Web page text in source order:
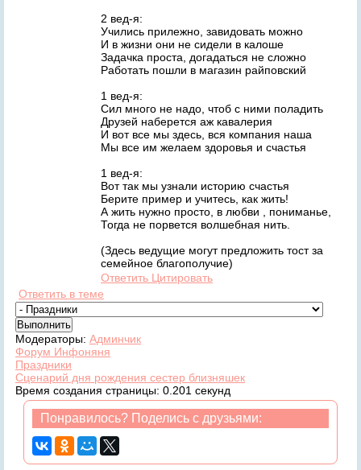
2 вед-я:
Учились прилежно, завидовать можно
И в жизни они не сидели в калоше
Задачка проста, догадаться не сложно
Работать пошли в магазин райповский
1 вед-я:
Сил много не надо, чтоб с ними поладить
Друзей наберется аж кавалерия
И вот все мы здесь, вся компания наша
Мы все им желаем здоровья и счастья
1 вед-я:
Вот так мы узнали историю счастья
Берите пример и учитесь, как жить!
А жить нужно просто, в любви , пониманье,
Тогда не порвется волшебная нить.
(Здесь ведущие могут предложить тост за
семейное благополучие)
Ответить Цитировать
Ответить в теме
Модераторы: Админчик
Форум Инфоняня
Праздники
Сценарий дня рождения сестер близняшек
Время создания страницы: 0.201 секунд
Понравилось? Поделись с друзьями: